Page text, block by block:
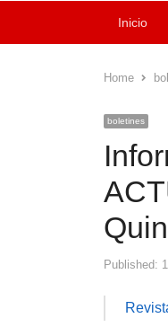
Inicio
Home
boletines
Published: